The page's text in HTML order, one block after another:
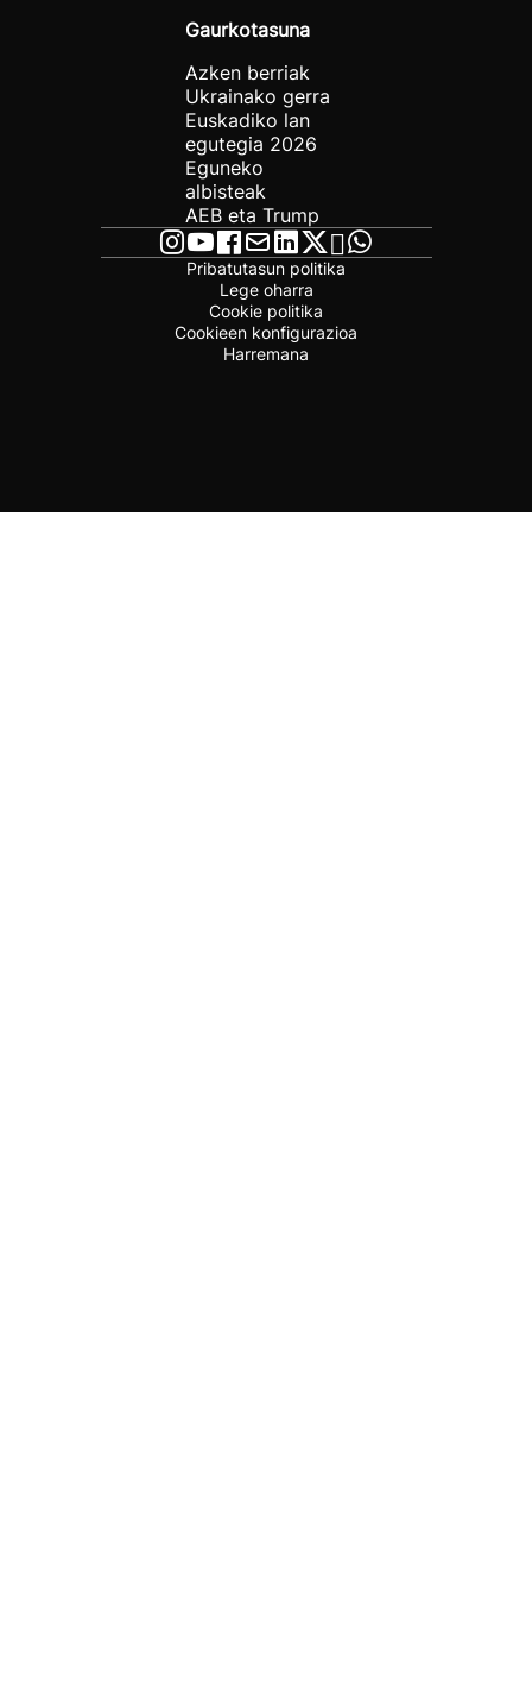
Gaurkotasuna
Azken berriak
Ukrainako gerra
Euskadiko lan
egutegia 2026
Eguneko
albisteak
AEB eta Trump
Pribatutasun politika
Lege oharra
Cookie politika
Cookieen konfigurazioa
Harremana